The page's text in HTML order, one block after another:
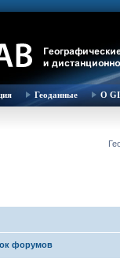
Геоданные О
форумов